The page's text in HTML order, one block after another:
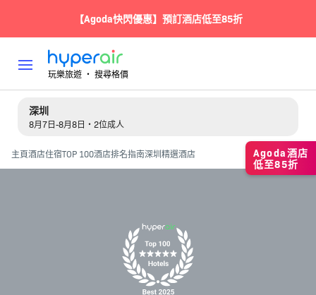
【Agoda快閃優惠】預訂酒店低至85折
玩樂旅遊 ‧ 搜尋格價
深圳
8月7日-8月8日・2位成人
主頁酒店住宿TOP 100酒店排名指南深圳精選酒店
Agoda酒店
低至85折